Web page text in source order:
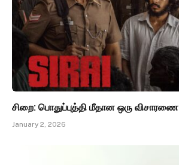
சிறை: பொதுப்புத்தி மீதான ஒரு விசாரணை
January 2, 2026